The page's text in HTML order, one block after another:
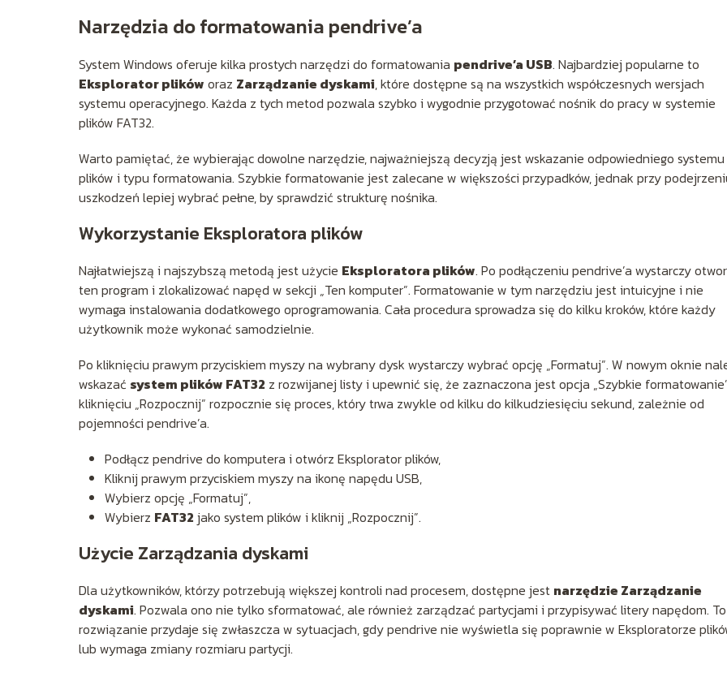
Narzędzia do formatowania pendrive’a
System Windows oferuje kilka prostych narzędzi do formatowania pendrive’a USB. Najbardziej popularne to
Eksplorator plików oraz Zarządzanie dyskami, które dostępne są na wszystkich współczesnych wersjach
systemu operacyjnego. Każda z tych metod pozwala szybko i wygodnie przygotować nośnik do pracy w systemie
plików FAT32.
Warto pamiętać, że wybierając dowolne narzędzie, najważniejszą decyzją jest wskazanie odpowiedniego systemu
plików i typu formatowania. Szybkie formatowanie jest zalecane w większości przypadków, jednak przy
uszkodzeń lepiej wybrać pełne, by sprawdzić strukturę nośnika.
Wykorzystanie Eksploratora plików
Najłatwiejszą i najszybszą metodą jest użycie Eksploratora plików. Po podłączeniu pendrive’a wystarczy
ten program i zlokalizować napęd w sekcji „Ten komputer”. Formatowanie w tym narzędziu jest intuicyjne i nie
wymaga instalowania dodatkowego oprogramowania. Cała procedura sprowadza się do kilku kroków, które każdy
użytkownik może wykonać samodzielnie.
Po kliknięciu prawym przyciskiem myszy na wybrany dysk wystarczy wybrać opcję „Formatuj”. W nowym oknie
wskazać system plików FAT32 z rozwijanej listy i upewnić się, że zaznaczona jest opcja „Szybkie
kliknięciu „Rozpocznij” rozpocznie się proces, który trwa zwykle od kilku do kilkudziesięciu sekund, zależnie od
pojemności pendrive’a.
Podłącz pendrive do komputera i otwórz Eksplorator plików,
Kliknij prawym przyciskiem myszy na ikonę napędu USB,
Wybierz opcję „Formatuj”,
Wybierz FAT32 jako system plików i kliknij „Rozpocznij”.
Użycie Zarządzania dyskami
Dla użytkowników, którzy potrzebują większej kontroli nad procesem, dostępne jest narzędzie Zarządzanie
dyskami. Pozwala ono nie tylko sformatować, ale również zarządzać partycjami i przypisywać litery napędom. To
rozwiązanie przydaje się zwłaszcza w sytuacjach, gdy pendrive nie wyświetla się poprawnie w Eksploratorze
lub wymaga zmiany rozmiaru partycji.